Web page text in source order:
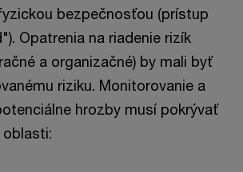
bezpečnosťou (prístup
Opatrenia na riadenie rizík
a organizačné) by mali byť
riziku. Monitorovanie a
hrozby musí pokrývať